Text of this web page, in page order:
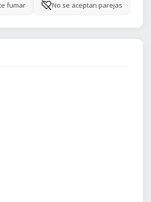
fumar No se aceptan parejas